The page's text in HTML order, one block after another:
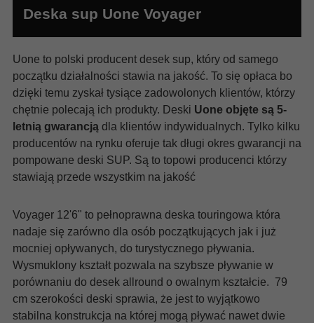
Deska sup Uone Voyager
Uone to polski producent desek sup, który od samego
początku działalności stawia na jakość. To się opłaca bo
dzięki temu zyskał tysiące zadowolonych klientów, którzy
chętnie polecają ich produkty. Deski Uone objęte są 5-
letnią gwarancją dla klientów indywidualnych. Tylko kilku
producentów na rynku oferuje tak długi okres gwarancji na
pompowane deski SUP. Są to topowi producenci którzy
stawiają przede wszystkim na jakość
Voyager 12'6" to pełnoprawna deska touringowa która
nadaje się zarówno dla osób początkujących jak i już
mocniej opływanych, do turystycznego pływania.
Wysmuklony kształt pozwala na szybsze pływanie w
porównaniu do desek allround o owalnym kształcie. 79
cm szerokości deski sprawia, że jest to wyjątkowo
stabilna konstrukcja na której mogą pływać nawet dwie